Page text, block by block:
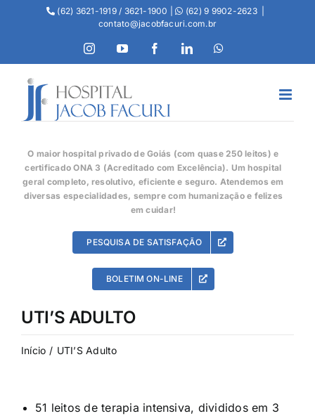
(62) 3621-1919 / 3621-1900 | (62) 9 9902-2623
contato@jacobfacuri.com.br
O maior hospital privado de Goiás (com quase 250 leitos) e
certificado ONA 3 (Acreditado com Excelência). Um hospital
geral completo, resolutivo, eficiente e seguro. Atendemos em
diversas especialidades, sempre com humanização e felizes
em cuidar!
PESQUISA DE SATISFAÇÃO
BOLETIM ON-LINE
UTI’S ADULTO
Início UTI’S Adulto
51 leitos de terapia intensiva, divididos em 3